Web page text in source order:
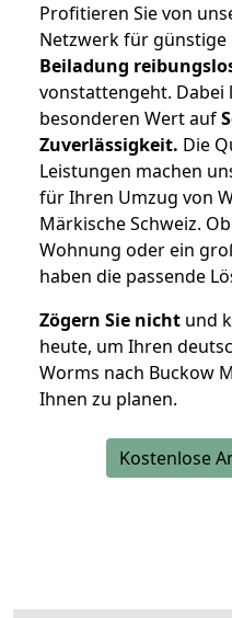
Profitieren Sie von
Netzwerk für günstige
Beiladung
vonstattengeht. Dabei
besonderen Wert auf
Zuverlässigkeit. Die
Leistungen machen
für Ihren Umzug von
Märkische Schweiz.
Wohnung oder ein
haben die passende
Zögern Sie nicht und
heute, um Ihren
Worms nach Buckow
Ihnen zu planen.
Kostenlose